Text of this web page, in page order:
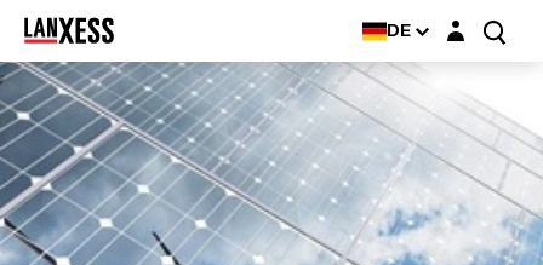
DE Login-Maske